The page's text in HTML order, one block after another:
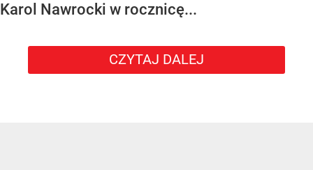
Karol Nawrocki w rocznicę...
CZYTAJ DALEJ